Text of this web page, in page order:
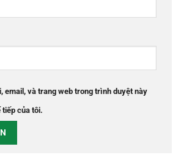
email, và trang web trong trình duyệt này
tiếp của tôi.